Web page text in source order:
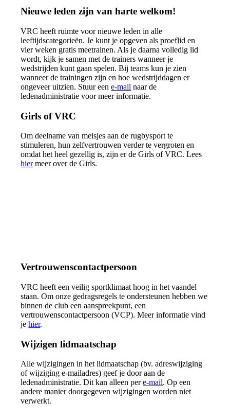
Nieuwe leden zijn van harte welkom!
VRC heeft ruimte voor nieuwe leden in alle
leeftijdscategorieën. Je kunt je opgeven als proeflid en
vier weken gratis meetrainen. Als je daarna volledig lid
wordt, kijk je samen met de trainers wanneer je
wedstrijden kunt gaan spelen. Bij teams kun je zien
wanneer de trainingen zijn en hoe wedstrijddagen er
ongeveer uitzien. Stuur eene-mail naar de
ledenadministratie voor meer informatie.
Girls of VRC
Om deelname van meisjes aan de rugbysport te
stimuleren, hun zelfvertrouwen verder te vergroten en
omdat het heel gezellig is, zijn er de Girls of VRC. Lees
hiermeer over de Girls.
Vertrouwenscontactpersoon
VRC heeft een veilig sportklimaat hoog in het vaandel
staan. Om onze gedragsregels te ondersteunen hebben we
binnen de club een aanspreekpunt, een
vertrouwenscontactpersoon (VCP). Meer informatie vind
jehier.
Wijzigen lidmaatschap
Alle wijzigingen in het lidmaatschap (bv. adreswijziging
of wijziging e-mailadres) geef je door aan de
ledenadministratie. Dit kan alleen pere-mail. Op een
andere manier doorgegeven wijzigingen worden niet
verwerkt.